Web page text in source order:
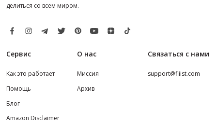
делиться со всем миром.
Сервис
Как это работает
Помощь
Блог
Amazon Disclaimer
О нас
Миссия
Архив
Связаться с нами
support@fliist.com